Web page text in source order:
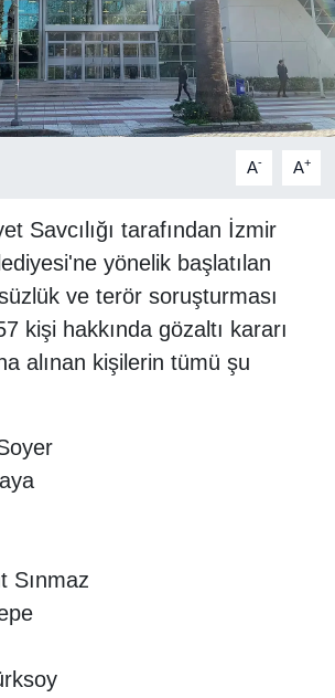
A- A+
Savcılığı tarafından İzmir
yönelik başlatılan
ve terör soruşturması
kişi hakkında gözaltı kararı
alınan kişilerin tümü şu
Sınmaz